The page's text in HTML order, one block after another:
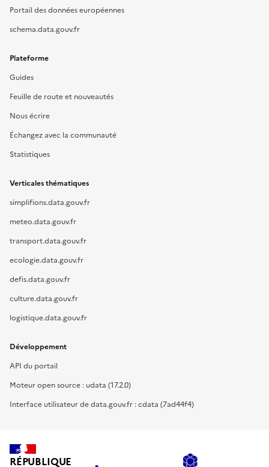
Portail des données européennes
schema.data.gouv.fr
Plateforme
Guides
Feuille de route et nouveautés
Nous écrire
Échangez avec la communauté
Statistiques
Verticales thématiques
simplifions.data.gouv.fr
meteo.data.gouv.fr
transport.data.gouv.fr
ecologie.data.gouv.fr
defis.data.gouv.fr
culture.data.gouv.fr
logistique.data.gouv.fr
Développement
API du portail
Moteur open source : udata (17.2.0)
Interface utilisateur de data.gouv.fr : cdata (7ad44f4)
RÉPUBLIQUE